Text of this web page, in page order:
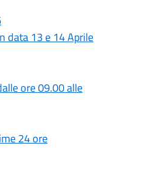
data 13 e 14 Aprile
ore 09.00 alle
24 ore